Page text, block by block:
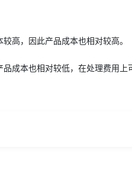
高，因此产品成本也相对较高。
成本也相对较低，在处理费用上